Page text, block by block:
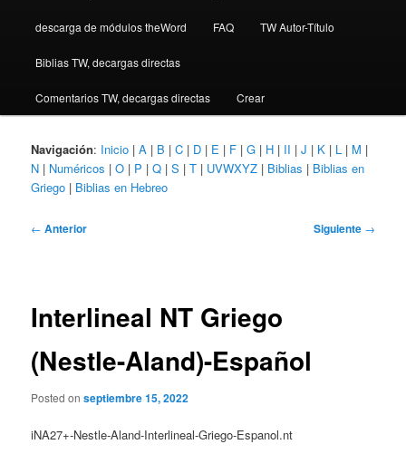
descarga de módulos theWord FAQ TW Autor-Título
Biblias TW, decargas directas
Comentarios TW, decargas directas Crear
Navigación: Inicio |A | B |C | D | E | F |G | H | II |J | K | L | M |
N | Numéricos |O | P |Q |S |T | UVWXYZ | Biblias | Biblias en
Griego | Biblias en Hebreo
Navegación
← Anterior Siguiente →
Interlineal NT Griego
(Nestle-Aland)-Español
Posted onseptiembre 15, 2022
iNA27+-Nestle-Aland-Interlineal-Griego-Espanol.nt